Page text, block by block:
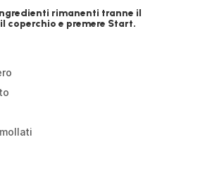
rimanenti tranne il
coperchio e premere Start.